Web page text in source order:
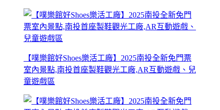
【噗樂館好Shoes樂活工廠】2025南投全新免門票
室內景點,南投首座製鞋觀光工廠,AR互動遊戲、兒
童遊戲區